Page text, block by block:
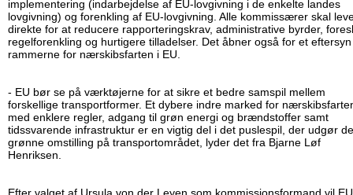
implementering (indarbejdelse af EU-lovgivning i de enkelte landes
lovgivning) og forenkling af EU-lovgivning. Alle kommissærer skal
direkte for at reducere rap­por­te­rings­krav, administrative byrder,
re­gel­for­enkling og hurtigere tilladelser. Det åbner også for et
rammerne for nærskibsfarten i EU.
- EU bør se på værktøjerne for at sikre et bedre samspil mellem
forskellige trans­port­for­mer. Et dybere indre marked for
med enklere regler, adgang til grøn energi og brændstoffer samt
tidssvarende infrastruktur er en vigtig del i det puslespil, der udgør
grønne omstilling på trans­por­t­om­rå­det, lyder det fra Bjarne Løf
Henriksen.